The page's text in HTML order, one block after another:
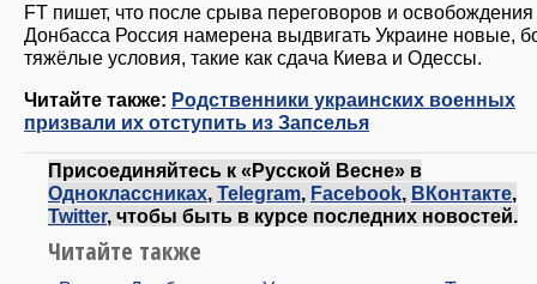
FT пишет, что после срыва переговоров и освобождения
Донбасса Россия намерена выдвигать Украине новые,
тяжёлые условия, такие как сдача Киева и Одессы.
Читайте также: Родственники украинских военных
призвали их отступить из Запселья
Присоединяйтесь к «Русской Весне» в
Одноклассниках, Telegram, Facebook, ВКонтакте,
Twitter, чтобы быть в курсе последних новостей.
Читайте также